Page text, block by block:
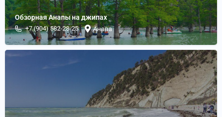
Обзорная Анапы на джипах
+7 (904) 582-28-25 Анапа